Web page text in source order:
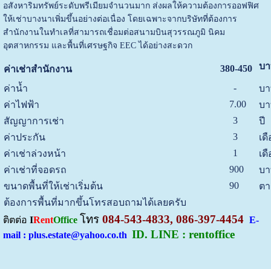
อสังหาริมทรัพย์ระดับพรีเมียมจำนวนมาก ส่งผลให้ความต้องการออฟฟิศ
ให้เช่าบางนาเพิ่มขึ้นอย่างต่อเนื่อง โดยเฉพาะจากบริษัทที่ต้องการ
สำนักงานในทำเลที่สามารถเชื่อมต่อสนามบินสุวรรณภูมิ นิคม
อุตสาหกรรม และพื้นที่เศรษฐกิจ EEC ได้อย่างสะดวก
ค่าเช่าสำนักงาน 380-450 บ
ค่าน้ำ -
บ
ค่าไฟฟ้า
7.00
บ
สัญญาการเช่า
3
ปี
ค่าประกัน
3
เ
ค่าเช่าล่วงหน้า
1
เ
ค่าเช่าที่จอดรถ
900
บ
ขนาดพื้นที่ให้เช่าเริ่มต้น
90
ต
ต้องการพื้นที่มากขึ้นโทรสอบถามได้เลยครับ
ติตต่อ IRentOffice โทร084-543-4833, 086-397-4454 E-
mail : plus.estate@yahoo.co.th ID. LINE : rentoffice